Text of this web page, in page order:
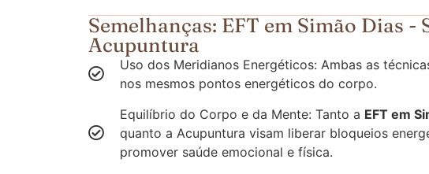
Semelhanças: EFT em Simão Dias -
Acupuntura
Uso dos Meridianos Energéticos: Ambas as
nos mesmos pontos energéticos do corpo.
Equilíbrio do Corpo e da Mente: Tanto a EFT em
quanto a Acupuntura visam liberar bloqueios
promover saúde emocional e física.